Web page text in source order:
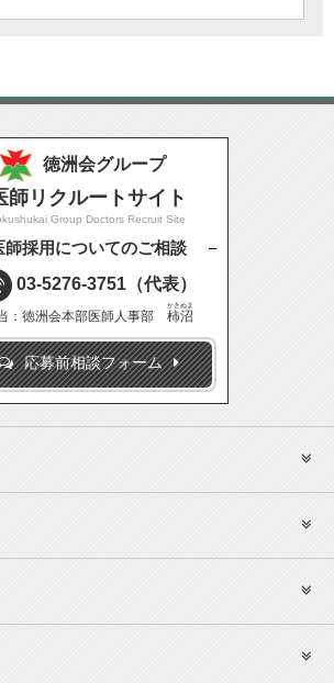
徳洲会グループ
師リクルートサイト
Group Doctors Recruit Site
師採用についてのご相談
03-5276-3751 （代表）
：徳洲会本部医師人事部 柿沼
かきぬま
応募前相談フォーム